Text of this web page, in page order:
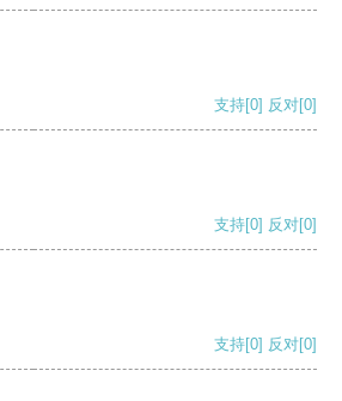
支持[0] 反对[0]
支持[0] 反对[0]
支持[0] 反对[0]